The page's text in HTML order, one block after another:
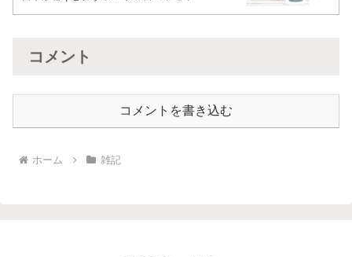
コメント
コメントを書き込む
ホーム 雑記